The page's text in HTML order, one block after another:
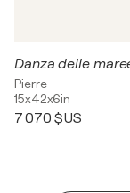
Danza delle
Pierre
15x42x6in
7 070 $US